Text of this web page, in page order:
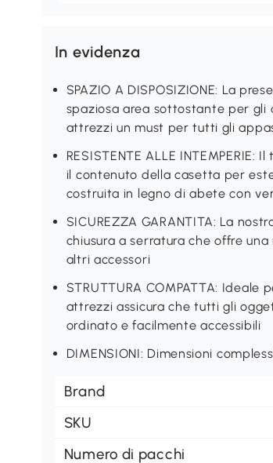
In evidenza
SPAZIO A DISPOSIZIONE: La
spaziosa area sottostante per
attrezzi un must per tutti gli
RESISTENTE ALLE
il contenuto della casetta per
costruita in legno di abete con
SICUREZZA GARANTITA: La
chiusura a serratura che offre
altri accessori
STRUTTURA COMPATTA:
attrezzi assicura che tutti gli
ordinato e facilmente accessibili
DIMENSIONI: Dimensioni
Brand
SKU
Numero di pacchi